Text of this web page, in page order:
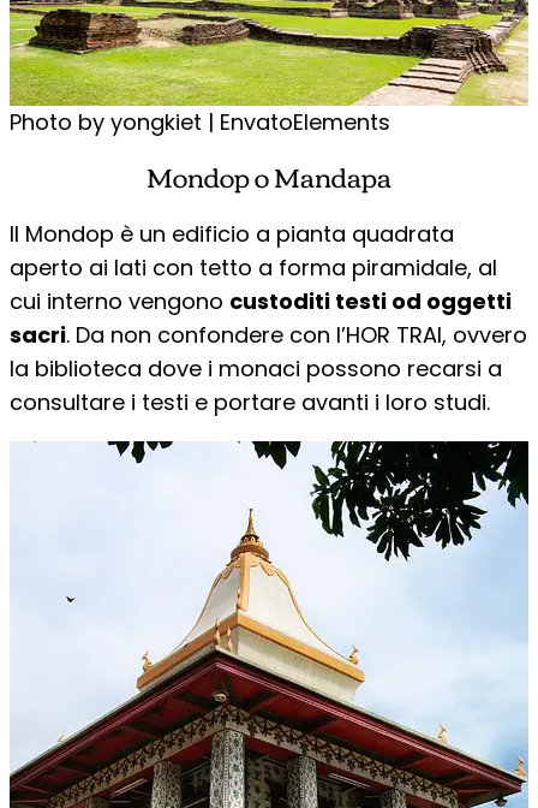
Photo by yongkiet | EnvatoElements
Mondop o Mandapa
Il Mondop è un edificio a pianta quadrata
aperto ai lati con tetto a forma piramidale, al
cui interno vengono custoditi testi od oggetti
sacri. Da non confondere con l’HOR TRAI, ovvero
la biblioteca dove i monaci possono recarsi a
consultare i testi e portare avanti i loro studi.